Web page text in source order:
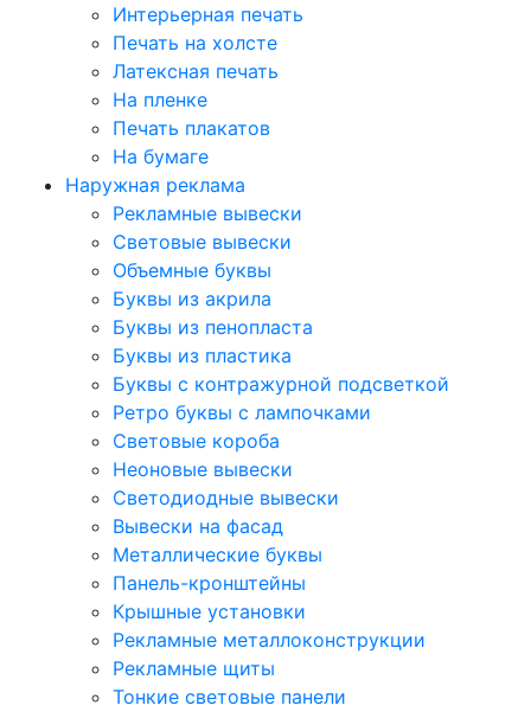
Интерьерная печать
Печать на холсте
Латексная печать
На пленке
Печать плакатов
На бумаге
Наружная реклама
Рекламные вывески
Световые вывески
Объемные буквы
Буквы из акрила
Буквы из пенопласта
Буквы из пластика
Буквы с контражурной подсветкой
Ретро буквы с лампочками
Световые короба
Неоновые вывески
Светодиодные вывески
Вывески на фасад
Металлические буквы
Панель-кронштейны
Крышные установки
Рекламные металлоконструкции
Рекламные щиты
Тонкие световые панели